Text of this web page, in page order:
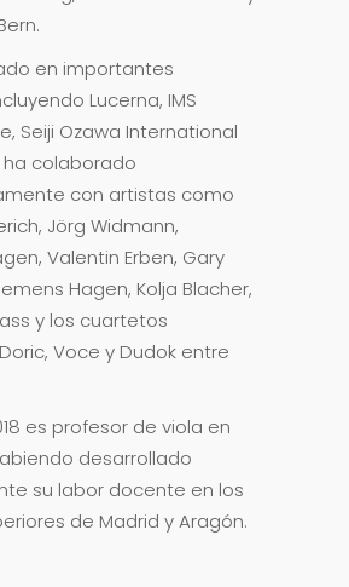
en importantes
Lucerna, IMS
Seiji Ozawa International
colaborado
con artistas como
Jörg Widmann,
Valentin Erben, Gary
Hagen, Kolja Blacher,
y los cuartetos
Voce y Dudok entre
es profesor de viola en
desarrollado
su labor docente en los
de Madrid y Aragón.